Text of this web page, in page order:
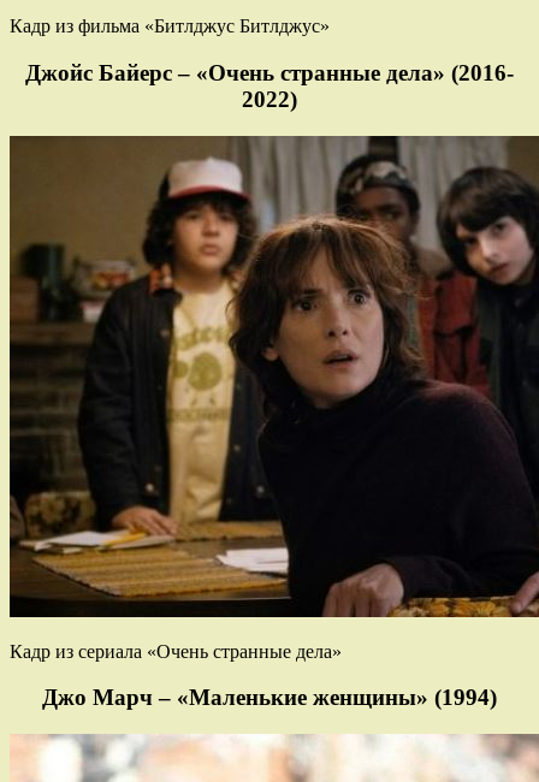
Кадр из фильма «Битлджус Битлджус»
Джойс Байерс – «Очень странные дела» (2016-
2022)
Кадр из сериала «Очень странные дела»
Джо Марч – «Маленькие женщины» (1994)